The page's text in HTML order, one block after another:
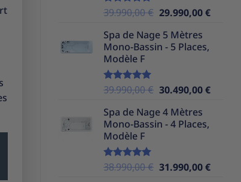
Note5.00
39.990,00€ Le
initial
était :
29.990,00€Le
Spa de Nage 5 Mètres
Mono-Bassin - 5 Places,
Modèle F
Note5.00
39.990,00€ Le
initial
était :
30.490,00€Le
Spa de Nage 4 Mètres
Mono-Bassin - 4 Places,
Modèle F
Note5.00
38.990,00€ Le
31.990,00€Le